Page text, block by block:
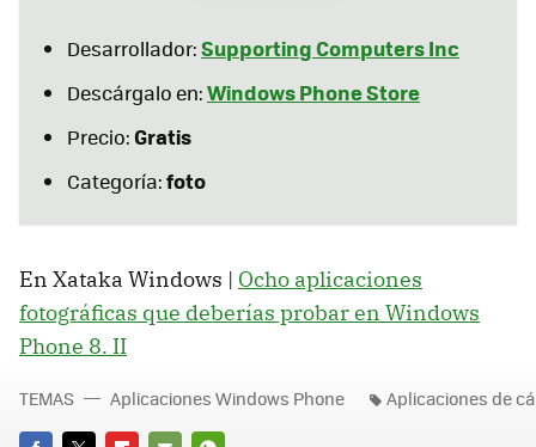
Desarrollador:Supporting Computers Inc
Descárgalo en:Windows Phone Store
Precio:Gratis
Categoría:foto
En Xataka Windows | Ocho aplicaciones
fotográficas que deberías probar en Windows
Phone 8. II
TEMAS Aplicaciones Windows Phone Aplicaciones de